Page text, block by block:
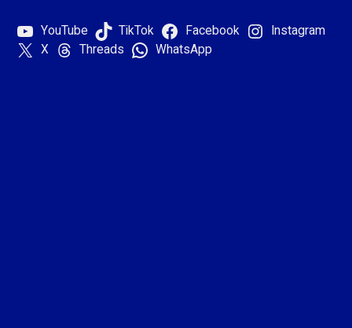
YouTube TikTok Facebook
Instagram
X
Threads WhatsApp